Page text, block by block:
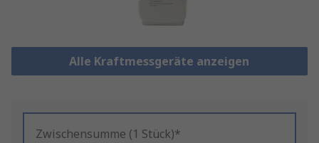
Alle Kraftmessgeräte anzeigen
Zwischensumme (1 Stück)*